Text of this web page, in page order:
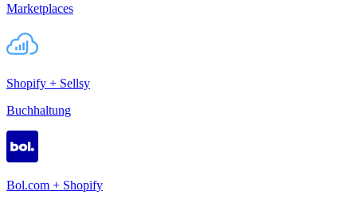
Marketplaces
Shopify + Sellsy
Buchhaltung
Bol.com + Shopify